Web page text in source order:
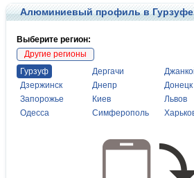
Алюминиевый профиль в
Выберите регион:
Другие регионы
Гурзуф
Дергачи
Дзержинск
Днепр
Донецк
Запорожье
Киев
Львов
Одесса
Симферополь